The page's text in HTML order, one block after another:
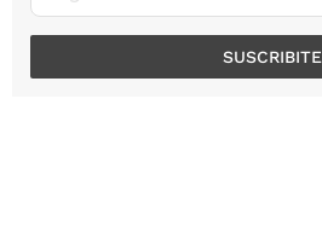
SUSCRIBITE